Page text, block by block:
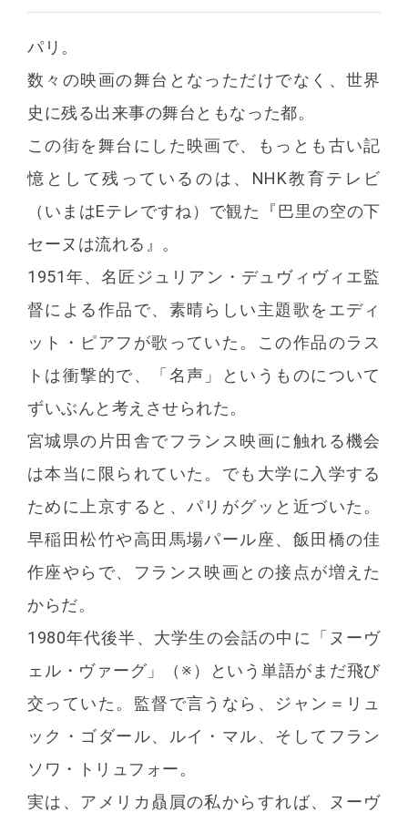
パリ。
数々の映画の舞台となっただけでなく、世界
史に残る出来事の舞台ともなった都。
この街を舞台にした映画で、もっとも古い記
憶として残っているのは、NHK教育テレビ
（いまはEテレですね）で観た『巴里の空の下
セーヌは流れる』。
1951年、名匠ジュリアン・デュヴィヴィエ監
督による作品で、素晴らしい主題歌をエディ
ット・ピアフが歌っていた。この作品のラス
トは衝撃的で、「名声」というものについて
ずいぶんと考えさせられた。
宮城県の片田舎でフランス映画に触れる機会
は本当に限られていた。でも大学に入学する
ために上京すると、パリがグッと近づいた。
早稲田松竹や高田馬場パール座、飯田橋の佳
作座やらで、フランス映画との接点が増えた
からだ。
1980年代後半、大学生の会話の中に「ヌーヴ
ェル・ヴァーグ」（※）という単語がまだ飛び
交っていた。監督で言うなら、ジャン＝リュ
ック・ゴダール、ルイ・マル、そしてフラン
ソワ・トリュフォー。
実は、アメリカ贔屓の私からすれば、ヌーヴ